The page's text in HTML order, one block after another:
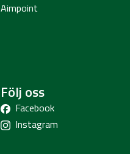
Aimpoint
Följ oss
Facebook
Instagram